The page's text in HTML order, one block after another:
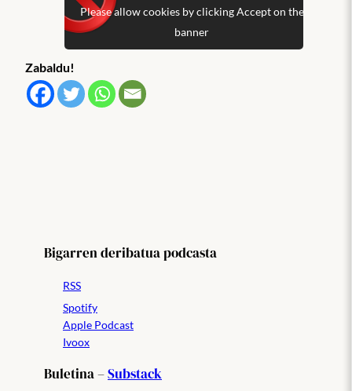
Please allow cookies by clicking Accept on the
banner
Zabaldu!
Bigarren deribatua podcasta
RSS
Spotify
Apple Podcast
Ivoox
Buletina –Substack